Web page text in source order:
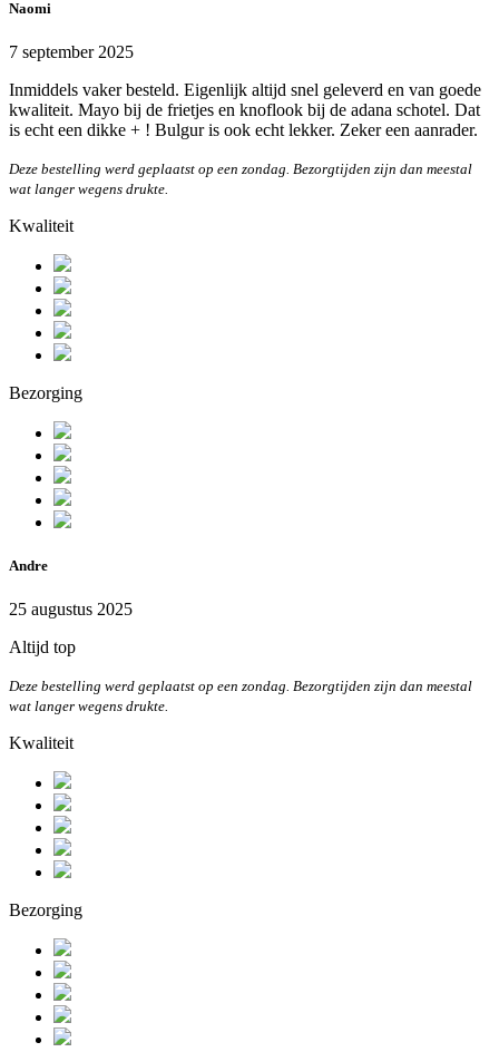
Naomi
7 september 2025
Inmiddels vaker besteld. Eigenlijk altijd snel geleverd en van goede
kwaliteit. Mayo bij de frietjes en knoflook bij de adana schotel. Dat
is echt een dikke + ! Bulgur is ook echt lekker. Zeker een aanrader.
Deze bestelling werd geplaatst op een zondag. Bezorgtijden zijn dan meestal
wat langer wegens drukte.
Kwaliteit
Bezorging
Andre
25 augustus 2025
Altijd top
Deze bestelling werd geplaatst op een zondag. Bezorgtijden zijn dan meestal
wat langer wegens drukte.
Kwaliteit
Bezorging